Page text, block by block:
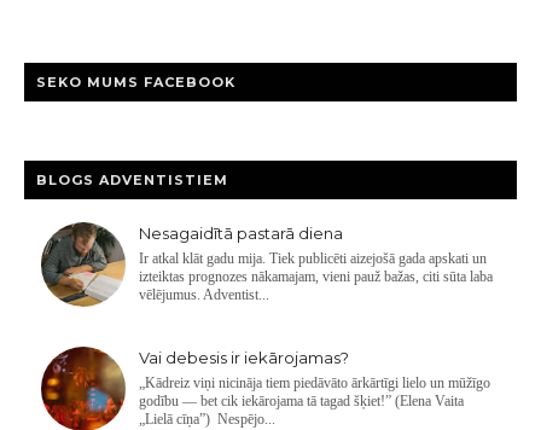
SEKO MUMS FACEBOOK
BLOGS ADVENTISTIEM
Nesagaidītā pastarā diena
Ir atkal klāt gadu mija. Tiek publicēti aizejošā gada apskati un
izteiktas prognozes nākamajam, vieni pauž bažas, citi sūta laba
vēlējumus. Adventist...
Vai debesis ir iekārojamas?
„Kādreiz viņi nicināja tiem piedāvāto ārkārtīgi lielo un mūžīgo
godību — bet cik iekārojama tā tagad šķiet!” (Elena Vaita
„Lielā cīņa”) Nespējo...